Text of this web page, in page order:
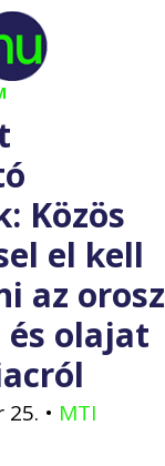
Közös
el kell
az orosz
olajat
25. • MTI